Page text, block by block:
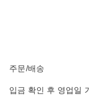
주문/배송
입금 확인 후 영업일